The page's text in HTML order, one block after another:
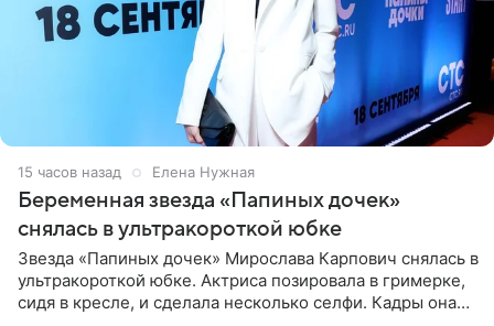
15 часов назад Елена Нужная
Беременная звезда «Папиных дочек»
снялась в ультракороткой юбке
Звезда «Папиных дочек» Мирослава Карпович снялась в
ультракороткой юбке. Актриса позировала в гримерке,
сидя в кресле, и сделала несколько селфи. Кадры она